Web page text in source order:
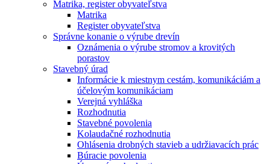
Matrika, register obyvateľstva
Matrika
Register obyvateľstva
Správne konanie o výrube drevín
Oznámenia o výrube stromov a krovitých
porastov
Stavebný úrad
Informácie k miestnym cestám, komunikáciám a
účelovým komunikáciam
Verejná vyhláška
Rozhodnutia
Stavebné povolenia
Kolaudačné rozhodnutia
Ohlásenia drobných stavieb a udržiavacích prác
Búracie povolenia